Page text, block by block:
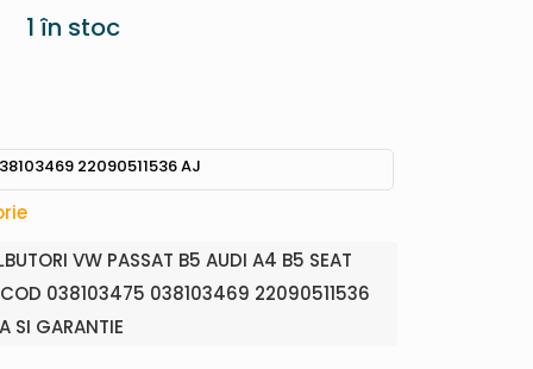
1 în stoc
22090511536 AJ
VW PASSAT B5 AUDI A4 B5 SEAT
COD 038103475 038103469 22090511536
SI GARANTIE